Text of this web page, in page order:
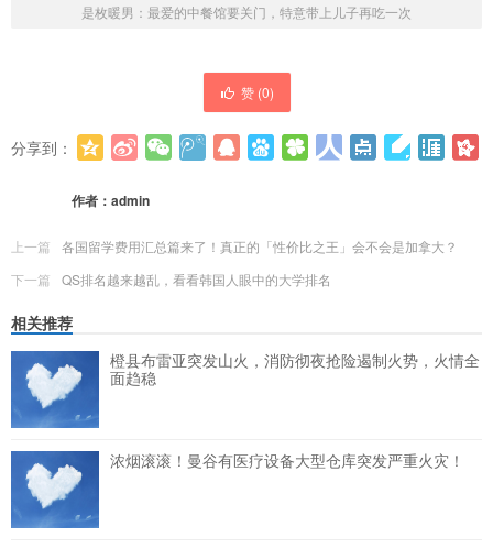
是枚暖男：最爱的中餐馆要关门，特意带上儿子再吃一次
赞 (0)
分享到：
作者： admin
上一篇
各国留学费用汇总篇来了！真正的「性价比之王」会不会是加拿大？
下一篇
QS排名越来越乱，看看韩国人眼中的大学排名
相关推荐
橙县布雷亚突发山火，消防彻夜抢险遏制火势，火情全
面趋稳
浓烟滚滚！曼谷有医疗设备大型仓库突发严重火灾！